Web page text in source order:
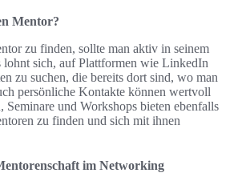
Mentor?
zu finden, sollte man aktiv in seinem
lohnt sich, auf Plattformen wie LinkedIn
zu suchen, die bereits dort sind, wo man
persönliche Kontakte können wertvoll
Seminare und Workshops bieten ebenfalls
zu finden und sich mit ihnen
im Networking